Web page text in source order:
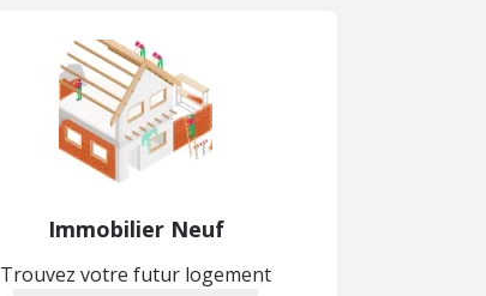
Immobilier Neuf
Trouvez votre futur logement